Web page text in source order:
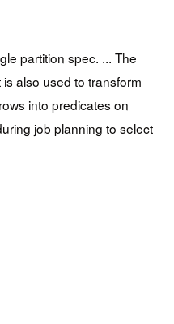
partition spec. ... The
also used to transform
into predicates on
job planning to select